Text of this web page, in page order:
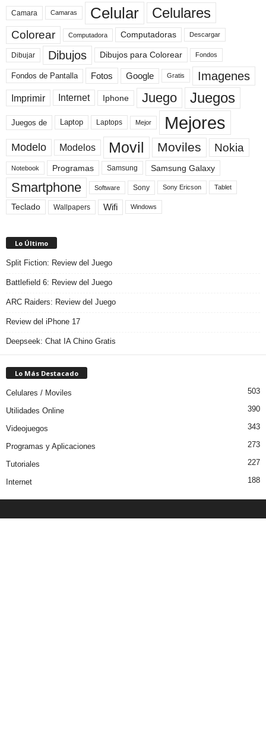
Camara Camaras Celular Celulares
Colorear Computadora Computadoras Descargar
Dibujar Dibujos Dibujos para Colorear Fondos
Fondos de Pantalla Fotos Google Gratis Imagenes
Imprimir Internet Iphone Juego Juegos
Juegos de Laptop Laptops Mejor Mejores
Modelo Modelos Movil Moviles Nokia
Notebook Programas Samsung Samsung Galaxy
Smartphone Software Sony Sony Ericson Tablet
Teclado Wallpapers Wifi Windows
Lo Último
Split Fiction: Review del Juego
Battlefield 6: Review del Juego
ARC Raiders: Review del Juego
Review del iPhone 17
Deepseek: Chat IA Chino Gratis
Lo Más Destacado
Celulares / Moviles 503
Utilidades Online 390
Videojuegos 343
Programas y Aplicaciones 273
Tutoriales 227
Internet 188